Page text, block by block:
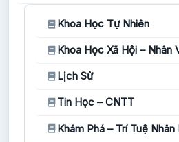
Khoa Học Tự Nhiên
Khoa Học Xã Hội – Nhân
Lịch Sử
Tin Học – CNTT
Khám Phá – Trí Tuệ Nhân